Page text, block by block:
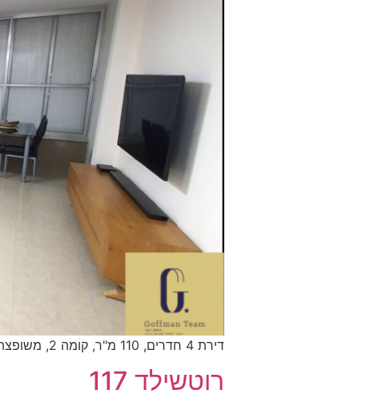
דירת 4 חדרים, 110 מ"ר, קומה 2, משופצת, בניין בתמ"א, מחיר: 2,170,000ש"ח
רוטשילד 117